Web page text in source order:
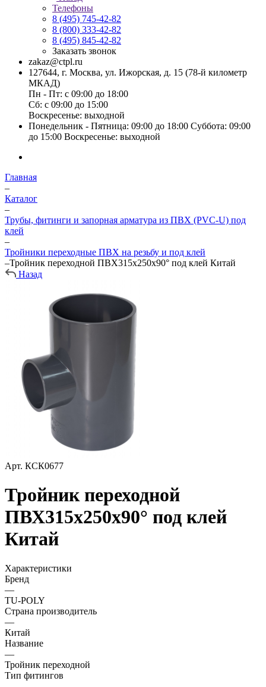
Телефоны
8 (495) 745-42-82
8 (800) 333-42-82
8 (495) 845-42-82
Заказать звонок
zakaz@ctpl.ru
127644, г. Москва, ул. Ижорская, д. 15 (78-й километр
МКАД)
Пн - Пт: с 09:00 до 18:00
Сб: с 09:00 до 15:00
Воскресенье: выходной
Понедельник - Пятница: 09:00 до 18:00 Суббота: 09:00
до 15:00 Воскресенье: выходной
Главная
–
Каталог
–
Трубы, фитинги и запорная арматура из ПВХ (PVC-U) под
клей
–
Тройники переходные ПВХ на резьбу и под клей
–Тройник переходной ПВХ315х250х90° под клей Китай
Назад
Арт. КСК0677
Тройник переходной
ПВХ315х250х90° под клей
Китай
Характеристики
Бренд
—
TU-POLY
Страна производитель
—
Китай
Название
—
Тройник переходной
Тип фитингов